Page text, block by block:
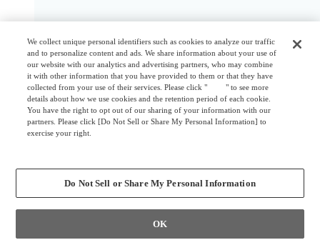
We collect unique personal identifiers such as cookies to analyze our traffic
and to personalize content and ads. We share information about your use of
our website with our analytics and advertising partners, who may combine
it with other information that you have provided to them or that they have
collected from your use of their services. Please click "
here" to see more
details about how we use cookies and the retention period of each cookie.
You have the right to opt out of our sharing of your information with our
partners. Please click [Do Not Sell or Share My Personal Information] to
exercise your right.
Do Not Sell or Share My Personal Information
OK